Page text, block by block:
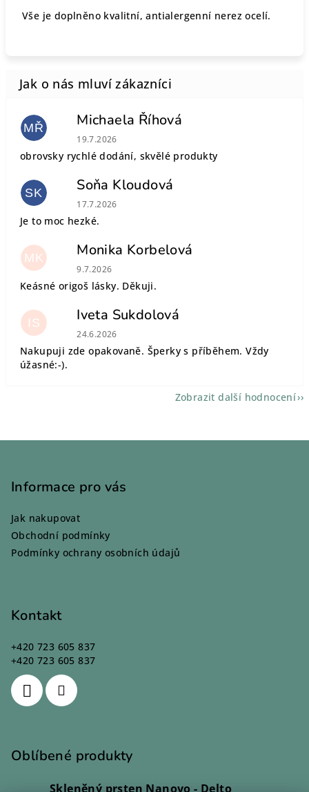
Vše je doplněno kvalitní, antialergenní nerez ocelí.
MŘ Michaela Říhová
Hodnocení obchodu je 5 z 5 hvězdiček.
19.7.2026
obrovsky rychlé dodání, skvělé produkty
SK Soňa Kloudová
Hodnocení obchodu je 5 z 5 hvězdiček.
17.7.2026
Je to moc hezké.
MK Monika Korbelová
Hodnocení obchodu je 5 z 5 hvězdiček.
9.7.2026
Keásné origoš lásky. Děkuji.
IS Iveta Sukdolová
Hodnocení obchodu je 5 z 5 hvězdiček.
24.6.2026
Nakupuji zde opakovaně. Šperky s příběhem. Vždy
úžasné:-).
Zobrazit další hodnocení
Informace pro vás
Jak nakupovat
Obchodní podmínky
Podmínky ochrany osobních údajů
Kontakt
+420 723 605 837
+420 723 605 837
Oblíbené produkty
Skleněný prsten Nanovo - Delto